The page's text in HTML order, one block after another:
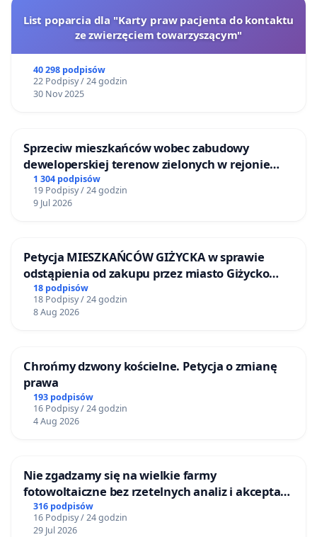
List poparcia dla "Karty praw pacjenta do kontaktu
ze zwierzęciem towarzyszącym"
40 298 podpisów
22 Podpisy / 24 godzin
30 Nov 2025
Sprzeciw mieszkańców wobec zabudowy
deweloperskiej terenow zielonych w rejonie
Bulwarów Straceńskich w Bielsku-Białej
1 304 podpisów
19 Podpisy / 24 godzin
9 Jul 2026
Petycja MIESZKAŃCÓW GIŻYCKA w sprawie
odstąpienia od zakupu przez miasto Giżycko
nieruchomości położonej nad jeziorem Niegocin
18 podpisów
18 Podpisy / 24 godzin
8 Aug 2026
Chrońmy dzwony kościelne. Petycja o zmianę
prawa
193 podpisów
16 Podpisy / 24 godzin
4 Aug 2026
Nie zgadzamy się na wielkie farmy
fotowoltaiczne bez rzetelnych analiz i akceptacji
mieszkańców
316 podpisów
16 Podpisy / 24 godzin
29 Jul 2026